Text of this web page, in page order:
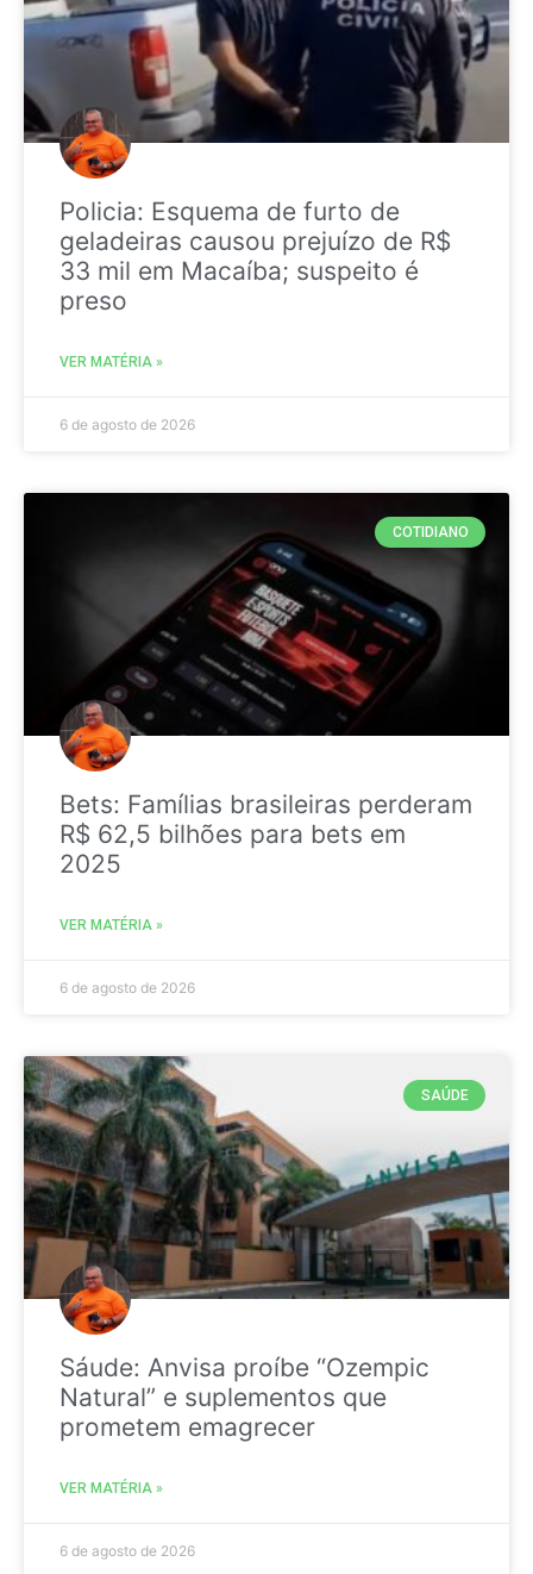
Policia: Esquema de furto de
geladeiras causou prejuízo de R$
33 mil em Macaíba; suspeito é
preso
VER MATÉRIA »
6 de agosto de 2026
COTIDIANO
Bets: Famílias brasileiras perderam
R$ 62,5 bilhões para bets em
2025
VER MATÉRIA »
6 de agosto de 2026
SAÚDE
Sáude: Anvisa proíbe “Ozempic
Natural” e suplementos que
prometem emagrecer
VER MATÉRIA »
6 de agosto de 2026